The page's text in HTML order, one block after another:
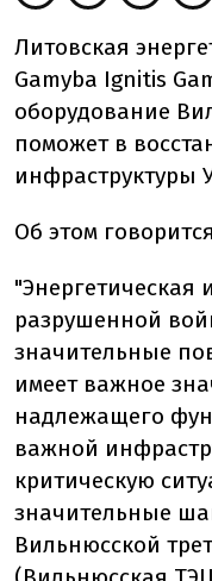
Литовская
Gamyba Ignitis
оборудование
поможет в
инфраструктуры
Об этом говорится
"Энергетическая
разрушенной
значительные
имеет важное
надлежащего
важной
критическую
значительные
Вильнюсской